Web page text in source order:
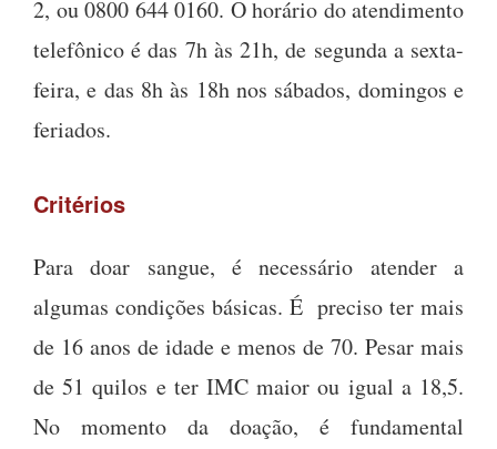
2, ou 0800 644 0160. O horário do atendimento
telefônico é das 7h às 21h, de segunda a sexta-
feira, e das 8h às 18h nos sábados, domingos e
feriados.
Critérios
Para doar sangue, é necessário atender a
algumas condições básicas. É preciso ter mais
de 16 anos de idade e menos de 70. Pesar mais
de 51 quilos e ter IMC maior ou igual a 18,5.
No momento da doação, é fundamental